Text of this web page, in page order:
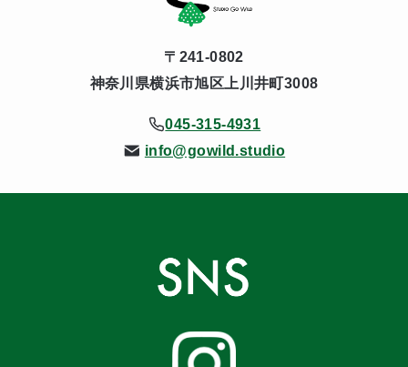
〒241-0802
神奈川県横浜市旭区上川井町3008
045-315-4931
info@gowild.studio